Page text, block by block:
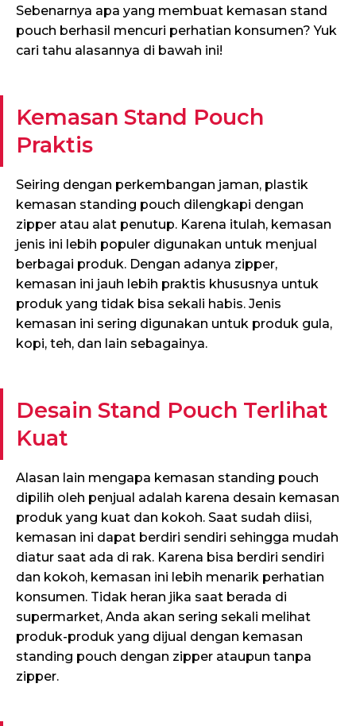
Sebenarnya apa yang membuat kemasan stand
pouch berhasil mencuri perhatian konsumen? Yuk
cari tahu alasannya di bawah ini!
Kemasan Stand Pouch
Praktis
Seiring dengan perkembangan jaman, plastik
kemasan standing pouch dilengkapi dengan
zipper atau alat penutup. Karena itulah, kemasan
jenis ini lebih populer digunakan untuk menjual
berbagai produk. Dengan adanya zipper,
kemasan ini jauh lebih praktis khususnya untuk
produk yang tidak bisa sekali habis. Jenis
kemasan ini sering digunakan untuk produk gula,
kopi, teh, dan lain sebagainya.
Desain Stand Pouch Terlihat
Kuat
Alasan lain mengapa kemasan standing pouch
dipilih oleh penjual adalah karena desain kemasan
produk yang kuat dan kokoh. Saat sudah diisi,
kemasan ini dapat berdiri sendiri sehingga mudah
diatur saat ada di rak. Karena bisa berdiri sendiri
dan kokoh, kemasan ini lebih menarik perhatian
konsumen. Tidak heran jika saat berada di
supermarket, Anda akan sering sekali melihat
produk-produk yang dijual dengan kemasan
standing pouch dengan zipper ataupun tanpa
zipper.